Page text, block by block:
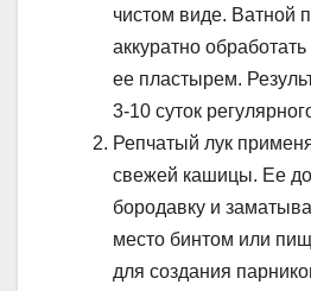
чистом виде. Ватной
аккуратно
ее пластырем.
3-10 суток
Репчатый лук
свежей кашицы. Ее
бородавку и
место бинтом или
для создания